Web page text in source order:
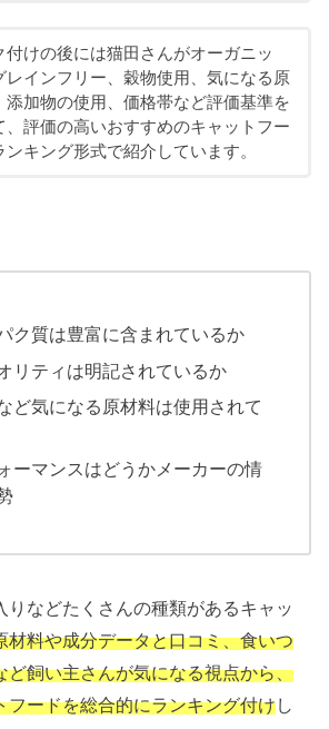
付けの後には猫田さんがオーガニッ
レインフリー、穀物使用、気になる原
添加物の使用、価格帯など評価基準を
、評価の高いおすすめのキャットフー
ンキング形式で紹介しています。
ク質は豊富に含まれているか
リティは明記されているか
ど気になる原材料は使用されて
ーマンスはどうか メーカーの情
りなどたくさんの種類があるキャッ
材料や成分データと口コミ、食いつ
ど飼い主さんが気になる視点から、
フードを総合的にランキング付けし